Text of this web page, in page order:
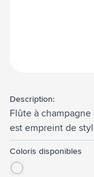
Description:
Flûte à
est empreint de
servir cette
frais. Idéal pour
restauration, ainsi
Coloris disponibles